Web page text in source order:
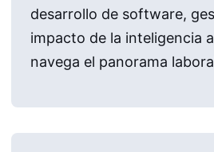
desarrollo de software,
impacto de la inteligencia
navega el panorama